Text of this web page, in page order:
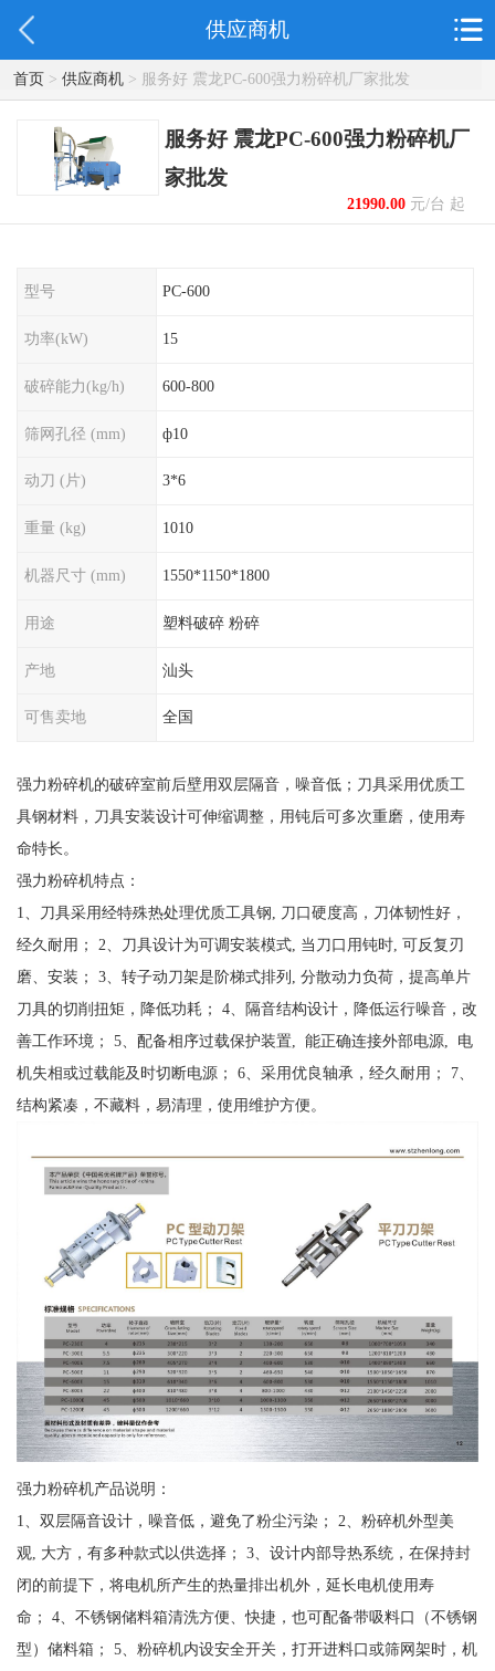
供应商机
首页> 供应商机> 服务好 震龙PC-600强力粉碎机厂家批发
服务好 震龙PC-600强力粉碎机厂
家批发
21990.00元/台 起
型号 PC-600
功率(kW) 15
破碎能力(kg/h) 600-800
筛网孔径 (mm) ф10
动刀 (片) 3*6
重量 (kg) 1010
机器尺寸 (mm) 1550*1150*1800
用途 塑料破碎 粉碎
产地 汕头
可售卖地 全国
强力粉碎机的破碎室前后壁用双层隔音，噪音低；刀具采用优质工
具钢材料，刀具安装设计可伸缩调整，用钝后可多次重磨，使用寿
命特长。
强力粉碎机特点：
1、刀具采用经特殊热处理优质工具钢, 刀口硬度高，刀体韧性好，
经久耐用； 2、刀具设计为可调安装模式, 当刀口用钝时, 可反复刃
磨、安装； 3、转子动刀架是阶梯式排列, 分散动力负荷，提高单片
刀具的切削扭矩，降低功耗； 4、隔音结构设计，降低运行噪音，改
善工作环境； 5、配备相序过载保护装置, 能正确连接外部电源, 电
机失相或过载能及时切断电源； 6、采用优良轴承，经久耐用； 7、
结构紧凑，不藏料，易清理，使用维护方便。
强力粉碎机产品说明：
1、双层隔音设计，噪音低，避免了粉尘污染； 2、粉碎机外型美
观, 大方，有多种款式以供选择； 3、设计内部导热系统，在保持封
闭的前提下，将电机所产生的热量排出机外，延长电机使用寿
命； 4、不锈钢储料箱清洗方便、快捷，也可配备带吸料口（不锈钢
型）储料箱； 5、粉碎机内设安全开关，打开进料口或筛网架时，机